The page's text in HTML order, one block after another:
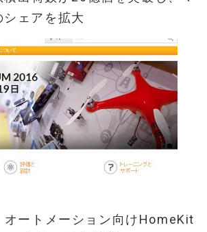
ェアを拡大
オートメーション向けHomeKit